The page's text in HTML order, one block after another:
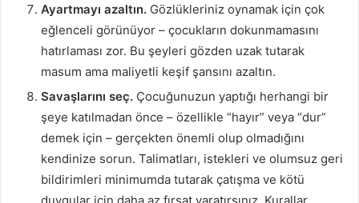
Ayartmayı azaltın. Gözlükleriniz oynamak için çok
eğlenceli görünüyor – çocukların dokunmamasını
hatırlaması zor. Bu şeyleri gözden uzak tutarak
masum ama maliyetli keşif şansını azaltın.
Savaşlarını seç. Çocuğunuzun yaptığı herhangi bir
şeye katılmadan önce – özellikle “hayır” veya “dur”
demek için – gerçekten önemli olup olmadığını
kendinize sorun. Talimatları, istekleri ve olumsuz geri
bildirimleri minimumda tutarak çatışma ve kötü